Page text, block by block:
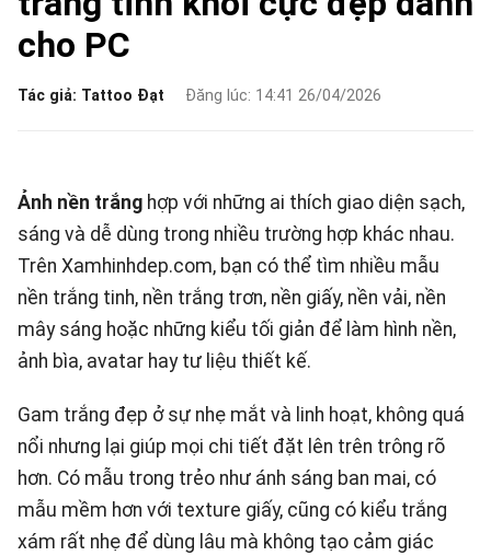
cho PC
Tác giả: Tattoo Đạt Đăng lúc: 14:41 26/04/2026
Ảnh nền trắng hợp với những ai thích giao diện sạch,
sáng và dễ dùng trong nhiều trường hợp khác nhau.
Trên Xamhinhdep.com, bạn có thể tìm nhiều mẫu
nền trắng tinh, nền trắng trơn, nền giấy, nền vải, nền
mây sáng hoặc những kiểu tối giản để làm hình nền,
ảnh bìa, avatar hay tư liệu thiết kế.
Gam trắng đẹp ở sự nhẹ mắt và linh hoạt, không quá
nổi nhưng lại giúp mọi chi tiết đặt lên trên trông rõ
hơn. Có mẫu trong trẻo như ánh sáng ban mai, có
mẫu mềm hơn với texture giấy, cũng có kiểu trắng
xám rất nhẹ để dùng lâu mà không tạo cảm giác